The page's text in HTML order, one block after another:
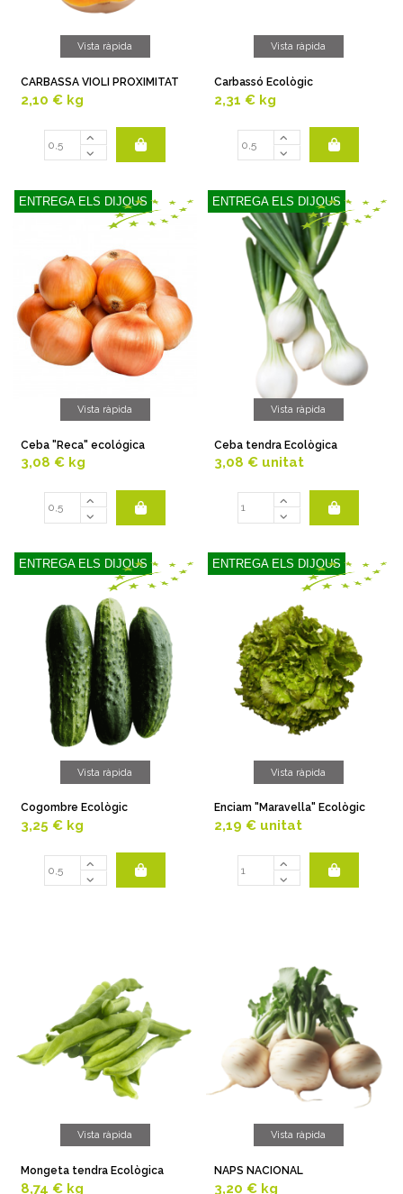
Vista ràpida
CARBASSA VIOLI PROXIMITAT
2,10 € kg
Vista ràpida
Carbassó Ecològic
2,31 € kg
ENTREGA ELS DIJOUS
Vista ràpida
Ceba "Reca" ecológica
3,08 € kg
ENTREGA ELS DIJOUS
Vista ràpida
Ceba tendra Ecològica
3,08 € unitat
ENTREGA ELS DIJOUS
Vista ràpida
Cogombre Ecològic
3,25 € kg
ENTREGA ELS DIJOUS
Vista ràpida
Enciam "Maravella" Ecològic
2,19 € unitat
Vista ràpida
Mongeta tendra Ecològica
8,74 € kg
Vista ràpida
NAPS NACIONAL
3,20 € kg